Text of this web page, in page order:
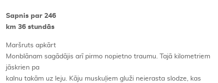
Sapnis par 246
km 36 stundās
Maršruts apkārt
Monblānam sagādājis arī pirmo nopietno traumu. Tajā kilometriem
jāskrien pa
kalnu takām uz leju. Kāju muskuļiem gluži neierasta slodze, kas